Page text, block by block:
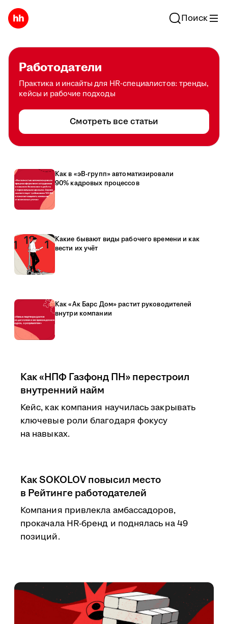
Поиск
Работодатели
Практика и инсайты для HR-специалистов: тренды,
кейсы и рабочие подходы
Смотреть все статьи
Как в «эВ-групп» автоматизировали
90% кадровых процессов
Какие бывают виды рабочего времени и как
вести их учёт
Как «Ак Барс Дом» растит руководителей
внутри компании
Как «НПФ Газфонд ПН» перестроил
внутренний найм
Кейс, как компания научилась закрывать
ключевые роли благодаря фокусу
на навыках.
Как SOKOLOV повысил место
в Рейтинге работодателей
Компания привлекла амбассадоров,
прокачала HR-бренд и поднялась на 49
позиций.